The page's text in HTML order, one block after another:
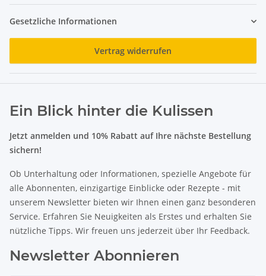
Gesetzliche Informationen
Vertrag widerrufen
Ein Blick hinter die Kulissen
Jetzt anmelden und 10% Rabatt auf Ihre nächste Bestellung
sichern!
Ob Unterhaltung oder Informationen, spezielle Angebote für
alle Abonnenten, einzigartige Einblicke oder Rezepte - mit
unserem Newsletter bieten wir Ihnen einen ganz besonderen
Service. Erfahren Sie Neuigkeiten als Erstes und erhalten Sie
nützliche Tipps. Wir freuen uns jederzeit über Ihr Feedback.
Newsletter Abonnieren